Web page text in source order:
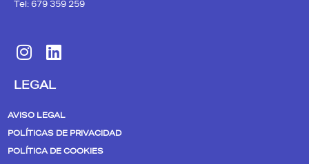
Tel: 679 359 259
I
n
s
a
g
r
L
i
n
e
d
i
LEGAL
AVISO LEGAL
POLÍTICAS DE PRIVACIDAD
POLÍTICA DE COOKIES